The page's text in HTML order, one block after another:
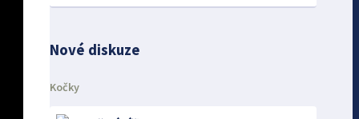
Nové diskuze
Kočky